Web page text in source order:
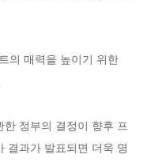
의 매력을 높이기 위한
정부의 결정이 향후 프
결과가 발표되면 더욱 명